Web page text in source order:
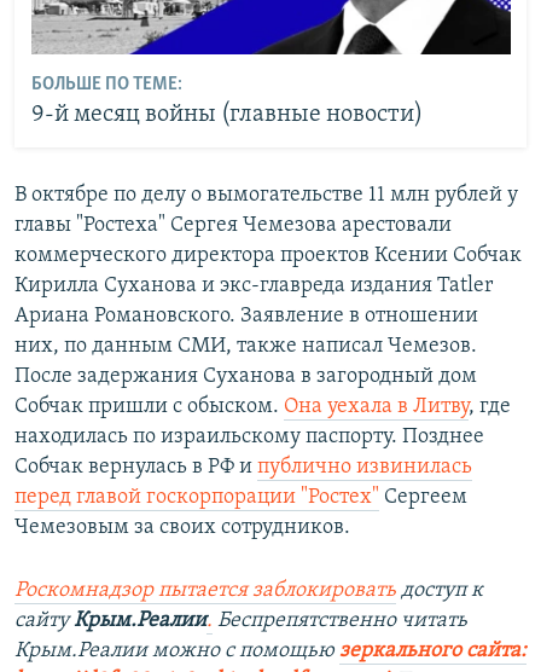
БОЛЬШЕ ПО ТЕМЕ:
9-й месяц войны (главные новости)
В октябре по делу о вымогательстве 11 млн рублей у
главы "Ростеха" Сергея Чемезова арестовали
коммерческого директора проектов Ксении Собчак
Кирилла Суханова и экс-главреда издания Tatler
Ариана Романовского. Заявление в отношении
них, по данным СМИ, также написал Чемезов.
После задержания Суханова в загородный дом
Собчак пришли с обыском. Она уехала в Литву, где
находилась по израильскому паспорту. Позднее
Собчак вернулась в РФ и публично извинилась
перед главой госкорпорации "Ростех" Сергеем
Чемезовым за своих сотрудников.
Роскомнадзор пытается заблокировать доступ к
сайтуКрым.Реалии. Беспрепятственно читать
Крым.Реалии можно с помощью зеркального сайта: